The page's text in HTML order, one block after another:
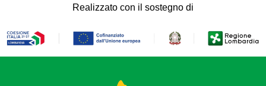
Realizzato con il sostegno di